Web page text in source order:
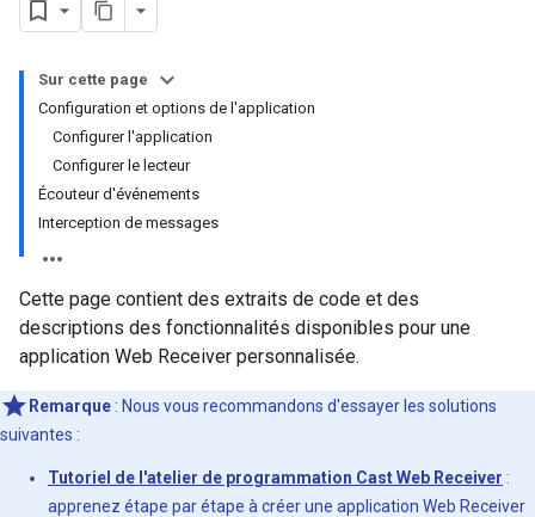
Sur cette page
Configuration et options de l'application
Configurer l'application
Configurer le lecteur
Écouteur d'événements
Interception de messages
Cette page contient des extraits de code et des
descriptions des fonctionnalités disponibles pour une
application Web Receiver personnalisée.
Remarque : Nous vous recommandons d'essayer les solutions
suivantes :
Tutoriel de l'atelier de programmation Cast Web Receiver :
apprenez étape par étape à créer une application Web Receiver